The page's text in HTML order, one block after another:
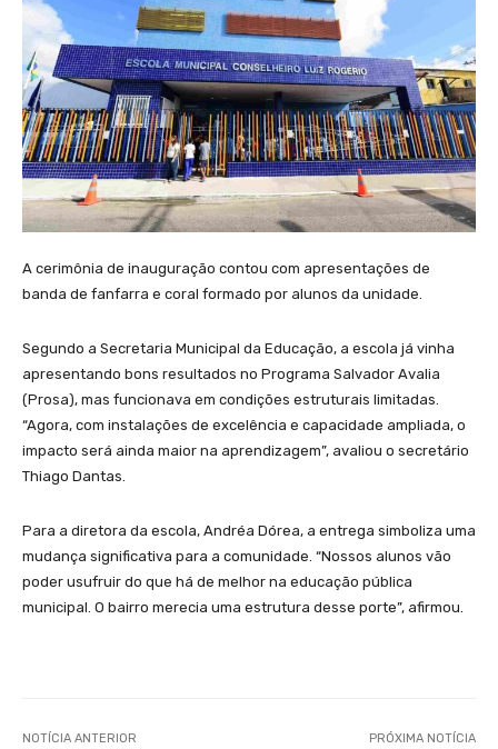
A cerimônia de inauguração contou com apresentações de
banda de fanfarra e coral formado por alunos da unidade.
Segundo a Secretaria Municipal da Educação, a escola já vinha
apresentando bons resultados no Programa Salvador Avalia
(Prosa), mas funcionava em condições estruturais limitadas.
“Agora, com instalações de excelência e capacidade ampliada, o
impacto será ainda maior na aprendizagem”, avaliou o secretário
Thiago Dantas.
Para a diretora da escola, Andréa Dórea, a entrega simboliza uma
mudança significativa para a comunidade. “Nossos alunos vão
poder usufruir do que há de melhor na educação pública
municipal. O bairro merecia uma estrutura desse porte”, afirmou.
NOTÍCIA ANTERIOR PRÓXIMA NOTÍCIA